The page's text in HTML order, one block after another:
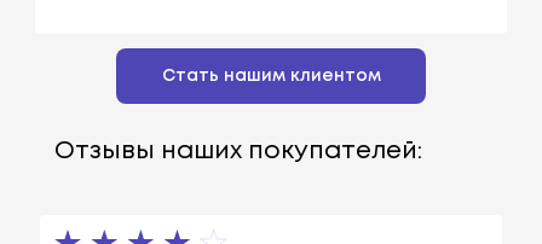
Стать нашим клиентом
Отзывы наших покупателей: